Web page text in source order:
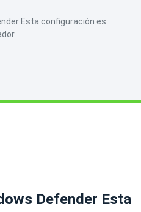
Esta configuración es
Defender Esta